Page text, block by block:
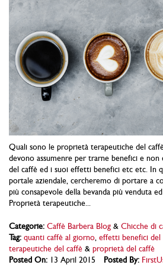
Quali sono le proprietà terapeutiche del
devono assumenre per trarne benefici e
del caffè ed i suoi effetti benefici etc etc. In
portale aziendale, cercheremo di portare a
più consapevole della bevanda più venduta
Proprietà terapeutiche...
Categorie: Caffè Barbera Blog & Chicche di
Tag: quanti caffè al giorno effetti benefici del
terapeutiche del caffè & proprietà del caffè
Posted On: 13 April 2015 Posted By: